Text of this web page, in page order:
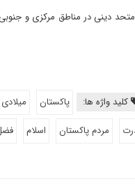
دینی در مناطق مرکزی و
کلید واژه ها: پاکستان میلادی
مردم پاکستان اسلام